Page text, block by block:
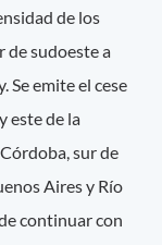
de los
de sudoeste a
Se emite el cese
este de la
sur de
Aires y Río
continuar con